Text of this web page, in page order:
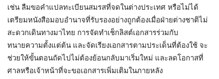
เช่น ลืมขอคำแปลทะเบียนสมรสที่จดในต่างประเทศ หรือไม่ได้
เตรียมหนังสือมอบอำนาจที่รับรองอย่างถูกต้องเมื่อฝ่ายต่างชาติไม่
สะดวกเดินทางมาไทย การจัดทำเช็กลิสต์เอกสารร่วมกับ
ทนายความตั้งแต่ต้น และจัดเรียงเอกสารตามประเด็นที่ต้องใช้ จะ
ช่วยให้ขั้นตอนถัดไปไม่ต้องย้อนกลับมาเริ่มใหม่ และลดโอกาสที่
ศาลหรือเจ้าหน้าที่จะขอเอกสารเพิ่มเติมในภายหลัง